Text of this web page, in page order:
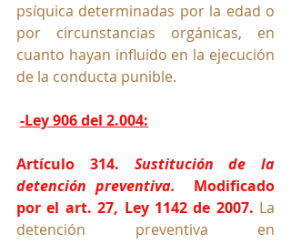
psíquica determinadas por la edad o
por circunstancias orgánicas, en
cuanto hayan influido en la ejecución
de la conducta punible.
-Ley 906 del 2.004:
Artículo 314. Sustitución de la
detención preventiva.
Modificado
por el art. 27, Ley 1142 de 2007. La
detención preventiva en